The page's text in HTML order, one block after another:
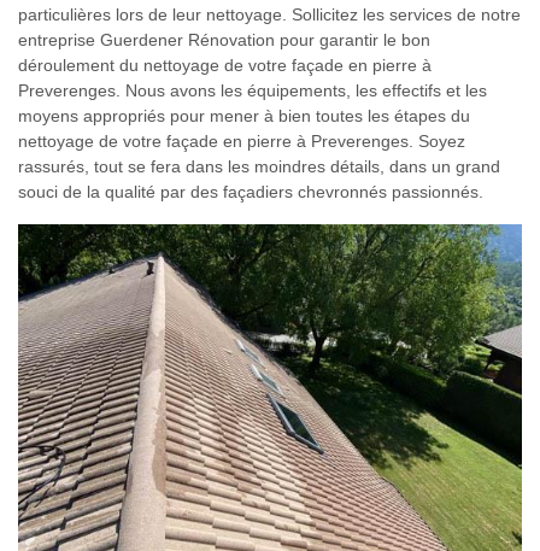
particulières lors de leur nettoyage. Sollicitez les services de notre
entreprise Guerdener Rénovation pour garantir le bon
déroulement du nettoyage de votre façade en pierre à
Preverenges. Nous avons les équipements, les effectifs et les
moyens appropriés pour mener à bien toutes les étapes du
nettoyage de votre façade en pierre à Preverenges. Soyez
rassurés, tout se fera dans les moindres détails, dans un grand
souci de la qualité par des façadiers chevronnés passionnés.